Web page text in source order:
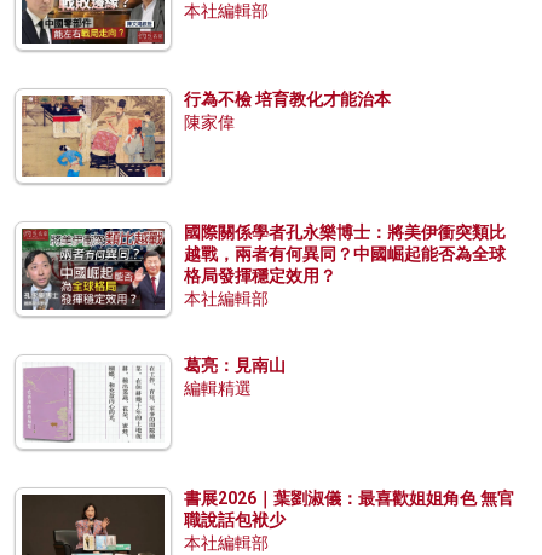
本社編輯部
行為不檢 培育教化才能治本
陳家偉
國際關係學者孔永樂博士：將美伊衝突類比
越戰，兩者有何異同？中國崛起能否為全球
格局發揮穩定效用？
本社編輯部
葛亮：見南山
編輯精選
書展2026｜葉劉淑儀：最喜歡姐姐角色 無官
職說話包袱少
本社編輯部